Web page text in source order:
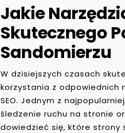
Jakie
Skutecznego
Sandomierzu
W dzisiejszych czasach
korzystania z odpowiednich
SEO. Jednym z
śledzenie ruchu na stronie
dowiedzieć się, które strony